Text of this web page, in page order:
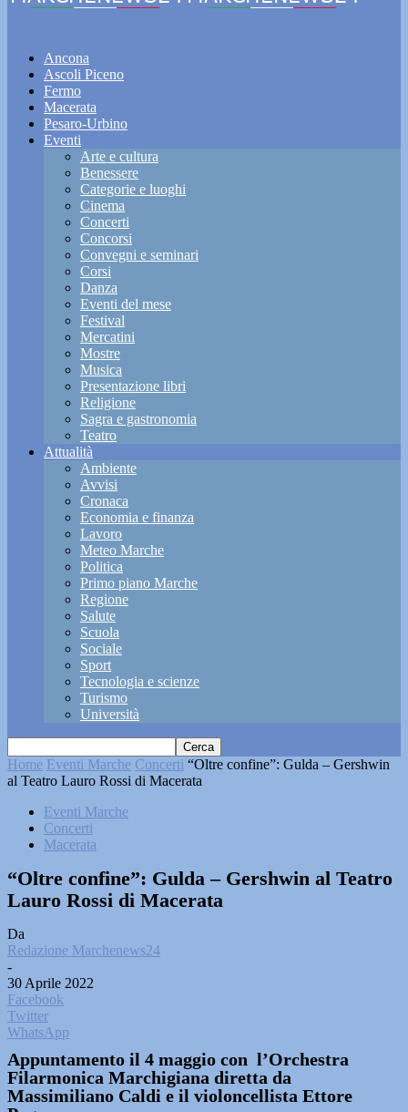
Ancona
Ascoli Piceno
Fermo
Macerata
Pesaro-Urbino
Eventi
Arte e cultura
Benessere
Categorie e luoghi
Cinema
Concerti
Concorsi
Convegni e seminari
Corsi
Danza
Eventi del mese
Festival
Mercatini
Mostre
Musica
Presentazione libri
Religione
Sagra e gastronomia
Teatro
Attualità
Ambiente
Avvisi
Cronaca
Economia e finanza
Lavoro
Meteo Marche
Politica
Primo piano Marche
Regione
Salute
Scuola
Sociale
Sport
Tecnologia e scienze
Turismo
Università
Home Eventi Marche Concerti “Oltre confine”: Gulda – Gershwin
al Teatro Lauro Rossi di Macerata
Eventi Marche
Concerti
Macerata
“Oltre confine”: Gulda – Gershwin al Teatro
Lauro Rossi di Macerata
Da
Redazione Marchenews24
-
30 Aprile 2022
Facebook
Twitter
WhatsApp
Appuntamento il 4 maggio con l’Orchestra
Filarmonica Marchigiana diretta da
Massimiliano Caldi e il violoncellista Ettore